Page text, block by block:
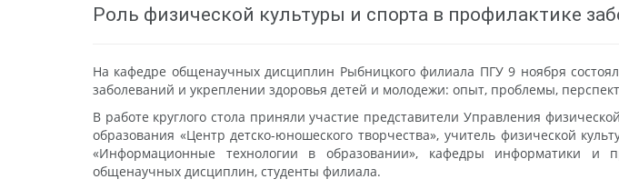
Роль физической культуры и спорта в профилактике
На кафедре общенаучных дисциплин Рыбницкого филиала ПГУ 9 ноября
заболеваний и укреплении здоровья детей и молодежи: опыт, проблемы,
В работе круглого стола приняли участие представители Управления
образования «Центр детско-юношеского творчества», учитель физической
«Информационные технологии в образовании», кафедры информатики и
общенаучных дисциплин, студенты филиала.